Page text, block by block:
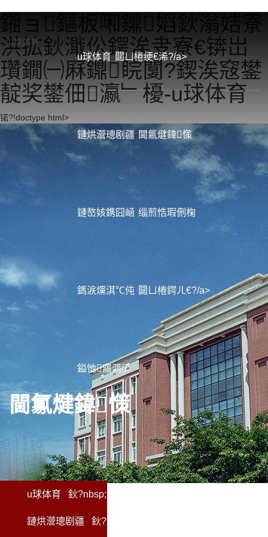
鎺ョ鏂板啝鐤嫍鈥滃姞寮
洪拡鈥濈伀鍔涘叏寮€锛岀
瓚鐗㈠厤鐤睆闅?鍥涘窛鐢
靛奖鐢佃瀛﹂櫌-u球体育
锘?!doctype html>
u球体育
u球体育 閮ㄩ棬绠€浠?/a>
鏈烘瀯璁剧疆 閫氱煡鍏憡
鏈嶅姟鎸囧崡 缁煎悎瑕侀椈
鎷涙爣淇℃伅 閮ㄩ棬鍔ㄦ€?/a>
鎰忚寤鸿
閫氱煡鍏憡
u球体育 鈥?nbsp;
鏈烘瀯璁剧疆 鈥?